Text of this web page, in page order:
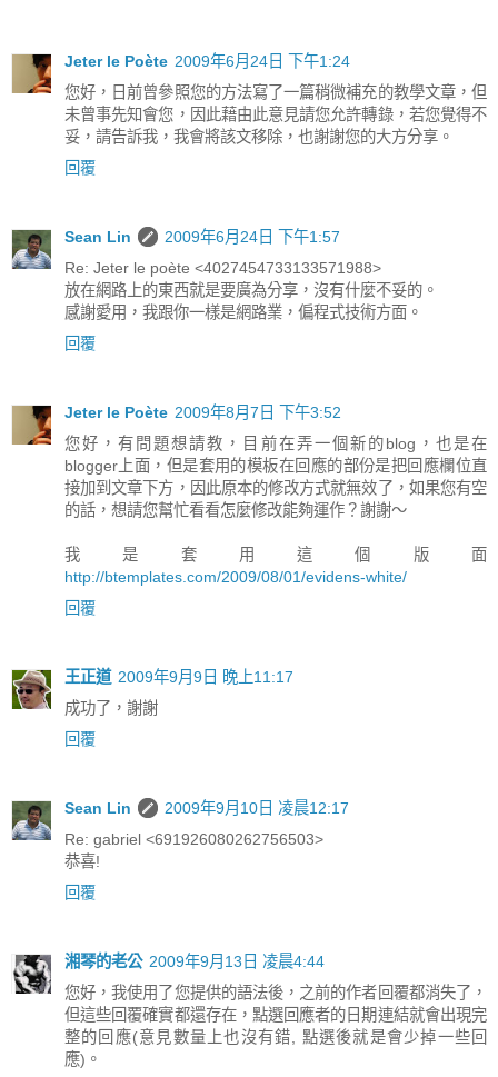
Jeter le Poète 2009年6月24日 下午1:24
您好，日前曾參照您的方法寫了一篇稍微補充的教學文章，但
未曾事先知會您，因此藉由此意見請您允許轉錄，若您覺得不
妥，請告訴我，我會將該文移除，也謝謝您的大方分享。
回覆
Sean Lin
2009年6月24日 下午1:57
Re: Jeter le poète <4027454733133571988>
放在網路上的東西就是要廣為分享，沒有什麼不妥的。
感謝愛用，我跟你一樣是網路業，偏程式技術方面。
回覆
Jeter le Poète 2009年8月7日 下午3:52
您好，有問題想請教，目前在弄一個新的blog，也是在
blogger上面，但是套用的模板在回應的部份是把回應欄位直
接加到文章下方，因此原本的修改方式就無效了，如果您有空
的話，想請您幫忙看看怎麼修改能夠運作？謝謝～
我是套用這個版面
http://btemplates.com/2009/08/01/evidens-white/
回覆
王正道 2009年9月9日 晚上11:17
成功了，謝謝
回覆
Sean Lin
2009年9月10日 凌晨12:17
Re: gabriel <691926080262756503>
恭喜!
回覆
湘琴的老公 2009年9月13日 凌晨4:44
您好，我使用了您提供的語法後，之前的作者回覆都消失了，
但這些回覆確實都還存在，點選回應者的日期連結就會出現完
整的回應(意見數量上也沒有錯, 點選後就是會少掉一些回
應)。